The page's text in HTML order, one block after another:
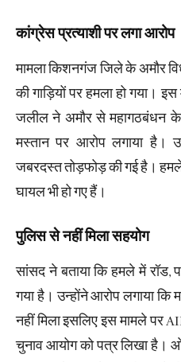
कांग्रेस प्रत्याशी पर लगा आरोप
मामला किशनगंज जिले के अमौर
की गाड़ियों पर हमला हो गया।
जलील ने अमौर से महागठबंधन
मस्तान पर आरोप लगाया है।
जबरदस्त तोड़फोड़ की गई है।
घायल भी हो गए हैं।
पुलिस से नहीं मिला सहयोग
सांसद ने बताया कि हमले में रॉड,
गया है। उन्होंने आरोप लगाया कि
नहीं मिला इसलिए इस मामले पर
चुनाव आयोग को पत्र लिखा है।